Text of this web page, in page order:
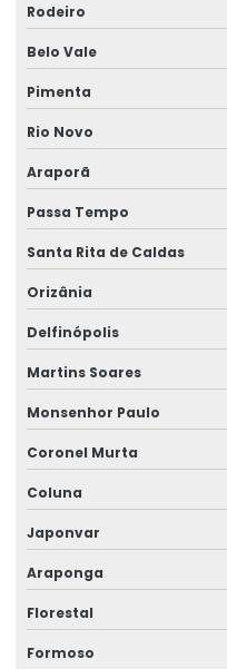
Rodeiro
Belo Vale
Pimenta
Rio Novo
Araporã
Passa Tempo
Santa Rita de Caldas
Orizânia
Delfinópolis
Martins Soares
Monsenhor Paulo
Coronel Murta
Coluna
Japonvar
Araponga
Florestal
Formoso